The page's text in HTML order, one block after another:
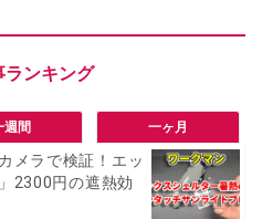
週間 一ヶ月
メラで検証！エッ
2300円の遮熱効